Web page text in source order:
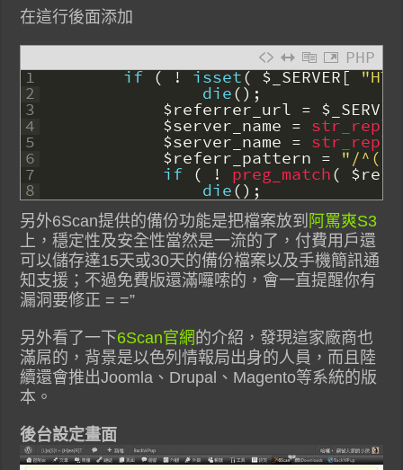
在這行後面添加
PHP
1
2
3
4
5
6
7
8
if ( ! isset( $_SERVER[
die() ;
$referrer_url = $_SERVER
$server_name =
$server_name =
$referr_pattern = "/
if ( ! preg_match(
die() ;
另外6Scan提供的備份功能是把檔案放到 阿罵爽S3
上，穩定性及安全性當然是一流的了，付費用戶還
可以儲存達15天或30天的備份檔案以及手機簡訊通
知支援；不過免費版還滿囉嗦的，會一直提醒你有
漏洞要修正 = =”
另外看了一下6Scan官網的介紹，發現這家廠商也
滿屌的，背景是以色列情報局出身的人員，而且陸
續還會推出Joomla、Drupal、Magento等系統的版
本。
後台設定畫面